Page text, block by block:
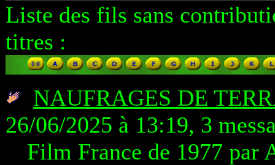
Liste des fils sans
titres :
NAUFRAGES DE
26/06/2025 à 13:19, 3
Film France de 1977 par